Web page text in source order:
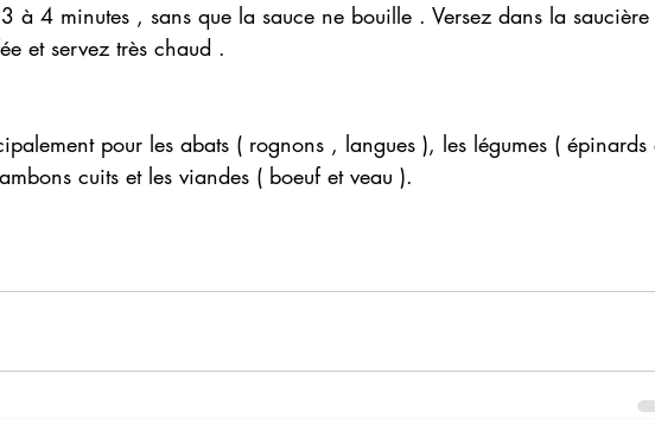
à 4 minutes , sans que la sauce ne bouille . Versez dans la saucière
et servez très chaud .
pour les abats ( rognons , langues ), les légumes ( épinards
cuits et les viandes ( boeuf et veau ).